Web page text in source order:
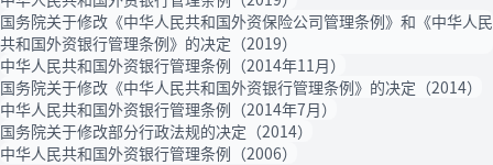
国务院关于修改《中华人民共和国外资保险公司管理条例》和《中华人民
共和国外资银行管理条例》的决定（2019）
中华人民共和国外资银行管理条例（2014年11月）
国务院关于修改《中华人民共和国外资银行管理条例》的决定（2014）
中华人民共和国外资银行管理条例（2014年7月）
国务院关于修改部分行政法规的决定（2014）
中华人民共和国外资银行管理条例（2006）